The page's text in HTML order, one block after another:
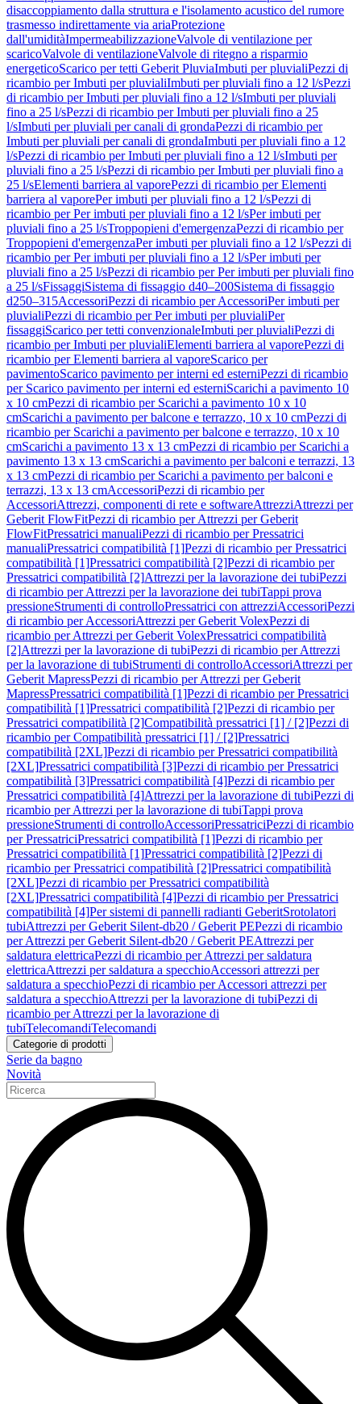
disaccoppiamento dalla struttura e l'isolamento acustico del rumore
trasmesso indirettamente via ariaProtezione
dall'umiditàImpermeabilizzazioneValvole di ventilazione per
scaricoValvole di ventilazioneValvole di ritegno a risparmio
energeticoScarico per tetti Geberit PluviaImbuti per pluvialiPezzi di
ricambio per Imbuti per pluvialiImbuti per pluviali fino a 12 l/sPezzi
di ricambio per Imbuti per pluviali fino a 12 l/sImbuti per pluviali
fino a 25 l/sPezzi di ricambio per Imbuti per pluviali fino a 25
l/sImbuti per pluviali per canali di grondaPezzi di ricambio per
Imbuti per pluviali per canali di grondaImbuti per pluviali fino a 12
l/sPezzi di ricambio per Imbuti per pluviali fino a 12 l/sImbuti per
pluviali fino a 25 l/sPezzi di ricambio per Imbuti per pluviali fino a
25 l/sElementi barriera al vaporePezzi di ricambio per Elementi
barriera al vaporePer imbuti per pluviali fino a 12 l/sPezzi di
ricambio per Per imbuti per pluviali fino a 12 l/sPer imbuti per
pluviali fino a 25 l/sTroppopieni d'emergenzaPezzi di ricambio per
Troppopieni d'emergenzaPer imbuti per pluviali fino a 12 l/sPezzi di
ricambio per Per imbuti per pluviali fino a 12 l/sPer imbuti per
pluviali fino a 25 l/sPezzi di ricambio per Per imbuti per pluviali fino
a 25 l/sFissaggiSistema di fissaggio d40–200Sistema di fissaggio
d250–315AccessoriPezzi di ricambio per AccessoriPer imbuti per
pluvialiPezzi di ricambio per Per imbuti per pluvialiPer
fissaggiScarico per tetti convenzionaleImbuti per pluvialiPezzi di
ricambio per Imbuti per pluvialiElementi barriera al vaporePezzi di
ricambio per Elementi barriera al vaporeScarico per
pavimentoScarico pavimento per interni ed esterniPezzi di ricambio
per Scarico pavimento per interni ed esterniScarichi a pavimento 10
x 10 cmPezzi di ricambio per Scarichi a pavimento 10 x 10
cmScarichi a pavimento per balcone e terrazzo, 10 x 10 cmPezzi di
ricambio per Scarichi a pavimento per balcone e terrazzo, 10 x 10
cmScarichi a pavimento 13 x 13 cmPezzi di ricambio per Scarichi a
pavimento 13 x 13 cmScarichi a pavimento per balconi e terrazzi, 13
x 13 cmPezzi di ricambio per Scarichi a pavimento per balconi e
terrazzi, 13 x 13 cmAccessoriPezzi di ricambio per
AccessoriAttrezzi, componenti di rete e softwareAttrezziAttrezzi per
Geberit FlowFitPezzi di ricambio per Attrezzi per Geberit
FlowFitPressatrici manualiPezzi di ricambio per Pressatrici
manualiPressatrici compatibilità [1]Pezzi di ricambio per Pressatrici
compatibilità [1]Pressatrici compatibilità [2]Pezzi di ricambio per
Pressatrici compatibilità [2]Attrezzi per la lavorazione dei tubiPezzi
di ricambio per Attrezzi per la lavorazione dei tubiTappi prova
pressioneStrumenti di controlloPressatrici con attrezziAccessoriPezzi
di ricambio per AccessoriAttrezzi per Geberit VolexPezzi di
ricambio per Attrezzi per Geberit VolexPressatrici compatibilità
[2]Attrezzi per la lavorazione di tubiPezzi di ricambio per Attrezzi
per la lavorazione di tubiStrumenti di controlloAccessoriAttrezzi per
Geberit MapressPezzi di ricambio per Attrezzi per Geberit
MapressPressatrici compatibilità [1]Pezzi di ricambio per Pressatrici
compatibilità [1]Pressatrici compatibilità [2]Pezzi di ricambio per
Pressatrici compatibilità [2]Compatibilità pressatrici [1] / [2]Pezzi di
ricambio per Compatibilità pressatrici [1] / [2]Pressatrici
compatibilità [2XL]Pezzi di ricambio per Pressatrici compatibilità
[2XL]Pressatrici compatibilità [3]Pezzi di ricambio per Pressatrici
compatibilità [3]Pressatrici compatibilità [4]Pezzi di ricambio per
Pressatrici compatibilità [4]Attrezzi per la lavorazione di tubiPezzi di
ricambio per Attrezzi per la lavorazione di tubiTappi prova
pressioneStrumenti di controlloAccessoriPressatriciPezzi di ricambio
per PressatriciPressatrici compatibilità [1]Pezzi di ricambio per
Pressatrici compatibilità [1]Pressatrici compatibilità [2]Pezzi di
ricambio per Pressatrici compatibilità [2]Pressatrici compatibilità
[2XL]Pezzi di ricambio per Pressatrici compatibilità
[2XL]Pressatrici compatibilità [4]Pezzi di ricambio per Pressatrici
compatibilità [4]Per sistemi di pannelli radianti GeberitSrotolatori
tubiAttrezzi per Geberit Silent-db20 / Geberit PEPezzi di ricambio
per Attrezzi per Geberit Silent-db20 / Geberit PEAttrezzi per
saldatura elettricaPezzi di ricambio per Attrezzi per saldatura
elettricaAttrezzi per saldatura a specchioAccessori attrezzi per
saldatura a specchioPezzi di ricambio per Accessori attrezzi per
saldatura a specchioAttrezzi per la lavorazione di tubiPezzi di
ricambio per Attrezzi per la lavorazione di
tubiTelecomandiTelecomandi
Categorie di prodotti
Serie da bagno
Novità